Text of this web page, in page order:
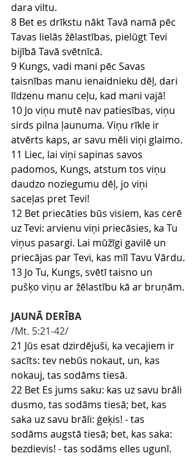
dara viltu.
8 Bet es drīkstu nākt Tavā namā pēc
Tavas lielās žēlastības, pielūgt Tevi
bijībā Tavā svētnīcā.
9 Kungs, vadi mani pēc Savas
taisnības manu ienaidnieku dēļ, dari
līdzenu manu ceļu, kad mani vajā!
10 Jo viņu mutē nav patiesības, viņu
sirds pilna ļaunuma. Viņu rīkle ir
atvērts kaps, ar savu mēli viņi glaimo.
11 Liec, lai viņi sapinas savos
padomos, Kungs, atstum tos viņu
daudzo noziegumu dēļ, jo viņi
saceļas pret Tevi!
12 Bet priecāties būs visiem, kas cerē
uz Tevi: arvienu viņi priecāsies, ka Tu
viņus pasargi. Lai mūžīgi gavilē un
priecājas par Tevi, kas mīl Tavu Vārdu.
13 Jo Tu, Kungs, svētī taisno un
pušķo viņu ar žēlastību kā ar bruņām.
JAUNĀ DERĪBA
/Mt. 5:21-42/
21 Jūs esat dzirdējuši, ka vecajiem ir
sacīts: tev nebūs nokaut, un, kas
nokauj, tas sodāms tiesā.
22 Bet Es jums saku: kas uz savu brāli
dusmo, tas sodāms tiesā; bet, kas
saka uz savu brāli: ģeķis! - tas
sodāms augstā tiesā; bet, kas saka:
bezdievis! - tas sodāms elles ugunī.